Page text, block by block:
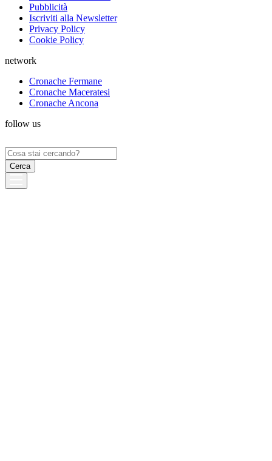
Pubblicità
Iscriviti alla Newsletter
Privacy Policy
Cookie Policy
network
Cronache Fermane
Cronache Maceratesi
Cronache Ancona
follow us
Ricerca
per: